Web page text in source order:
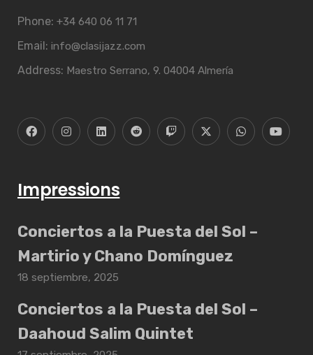
Phone: +34 640 06 11 71
Email: info@clasijazz.com
Address: Maestro Serrano, 9. 04004 Almería
Impressions
Conciertos a la Puesta del Sol –
Martirio y Chano Domínguez
18 septiembre, 2025
Conciertos a la Puesta del Sol –
Daahoud Salim Quintet